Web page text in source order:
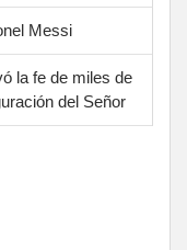
Messi
la fe de miles de
del Señor